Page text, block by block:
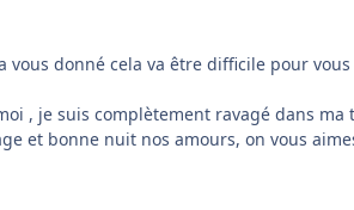
donné cela va être difficile pour vous
, je suis complètement ravagé dans ma
et bonne nuit nos amours, on vous